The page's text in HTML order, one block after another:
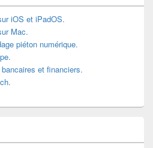
iOS et iPadOS.
Mac.
piéton numérique.
et financiers.